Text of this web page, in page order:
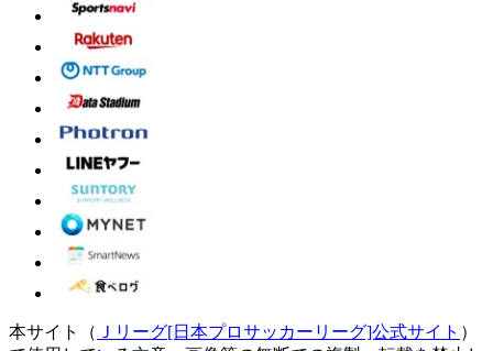
本サイト（ Ｊリーグ[日本プロサッカーリーグ]公式サイト ）